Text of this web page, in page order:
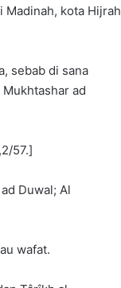
Madinah, kota Hijrah
sebab di sana
ad
57.]
Duwal; Al
wafat.